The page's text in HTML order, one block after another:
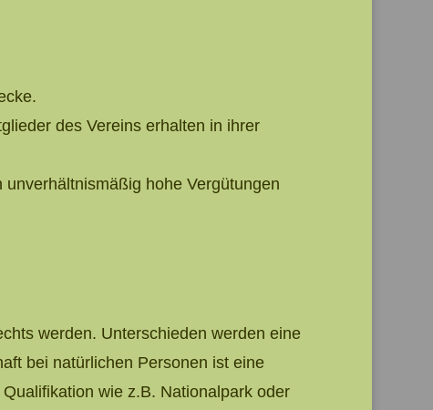
des Vereins erhalten in ihrer
hohe Vergütungen
werden. Unterschieden werden eine
bei natürlichen Personen ist eine
wie z.B. Nationalpark oder